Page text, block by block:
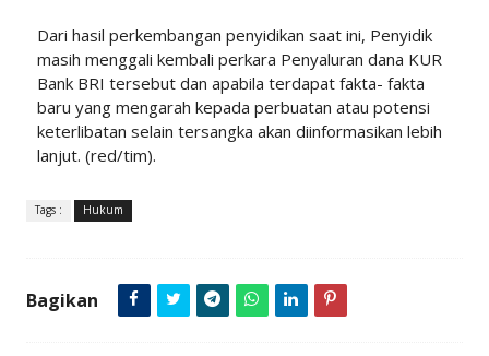
Dari hasil perkembangan penyidikan saat ini, Penyidik
masih menggali kembali perkara Penyaluran dana KUR
Bank BRI tersebut dan apabila terdapat fakta- fakta
baru yang mengarah kepada perbuatan atau potensi
keterlibatan selain tersangka akan diinformasikan lebih
lanjut. (red/tim).
Tags : Hukum
Bagikan